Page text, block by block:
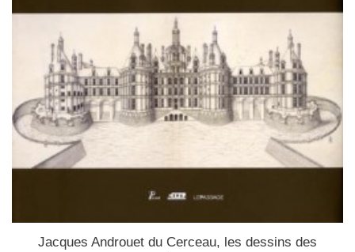
Jacques Androuet du Cerceau, les dessins des